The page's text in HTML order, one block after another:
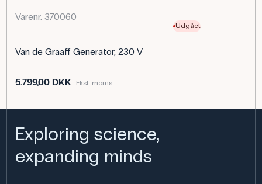
Varenr. 370060
Udgået
Van de Graaff Generator, 230 V
5.799,00 DKK Eksl. moms
Exploring science,
expanding minds